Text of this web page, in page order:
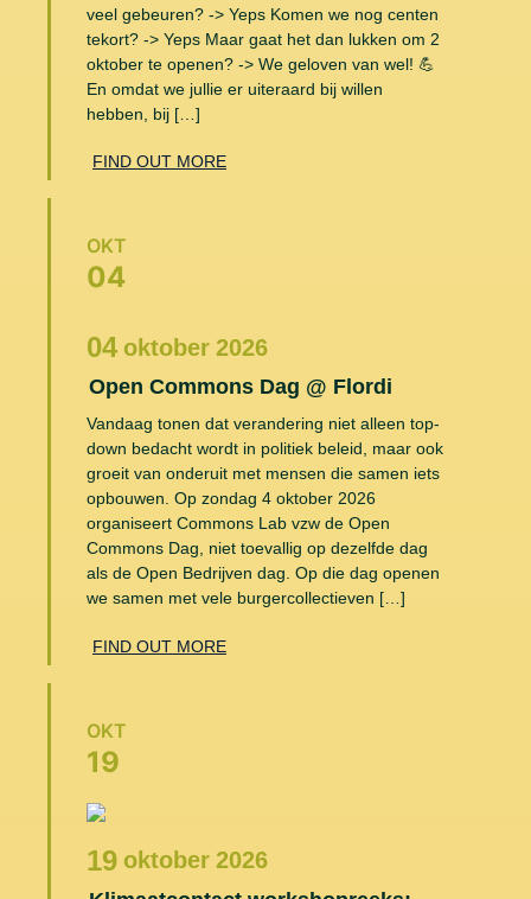
veel gebeuren? -> Yeps Komen we nog centen
tekort? -> Yeps Maar gaat het dan lukken om 2
oktober te openen? -> We geloven van wel! 💪
En omdat we jullie er uiteraard bij willen
hebben, bij […]
FIND OUT MORE
OKT
04
04 oktober 2026
Open Commons Dag @ Flordi
Vandaag tonen dat verandering niet alleen top-
down bedacht wordt in politiek beleid, maar ook
groeit van onderuit met mensen die samen iets
opbouwen. Op zondag 4 oktober 2026
organiseert Commons Lab vzw de Open
Commons Dag, niet toevallig op dezelfde dag
als de Open Bedrijven dag. Op die dag openen
we samen met vele burgercollectieven […]
FIND OUT MORE
OKT
19
19 oktober 2026